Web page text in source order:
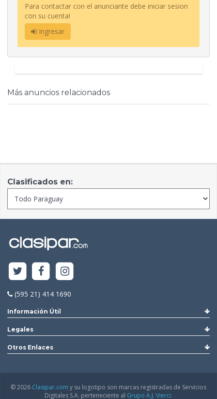
Para contactar con el anunciante debe iniciar sesion
con su cuenta!
Ingresar
Más anuncios relacionados
Clasificados en:
(595 21) 414 1690
Información Útil
Legales
Otros Enlaces
© 2026 Clasipar.com y su logotipo son marcas registradas de Servicios
Digitales S.A. perteneciente al Grupo A.J. Vierci.